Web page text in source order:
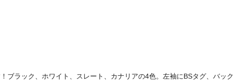
ブラック、ホワイト、スレート、カナリアの4色。左袖にBSタグ、バック